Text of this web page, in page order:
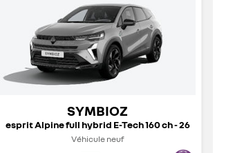
SYMBIOZ
esprit Alpine full hybrid E-Tech 160 ch - 26
Véhicule neuf